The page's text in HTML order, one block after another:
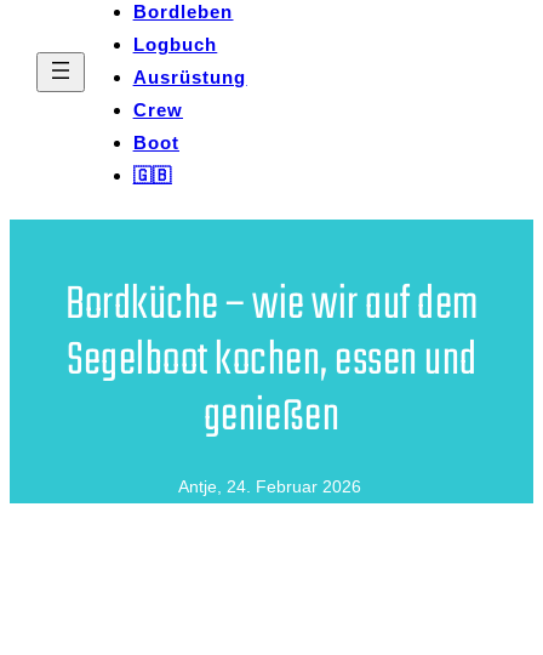
Bordleben
Logbuch
Ausrüstung
Crew
Boot
🇬🇧
Bordküche – wie wir auf dem
Segelboot kochen, essen und
genießen
Antje, 24. Februar 2026